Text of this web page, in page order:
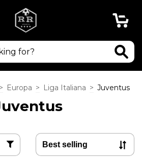
> Europa > Liga Italiana > Juventus